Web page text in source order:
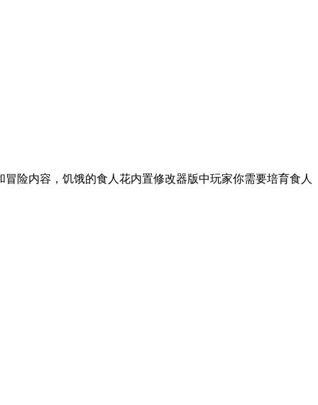
险内容，饥饿的食人花内置修改器版中玩家你需要培育食人